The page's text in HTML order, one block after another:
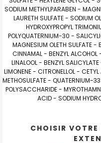
SODIUM METHYLPARABEN -
LAURETH SULFATE - SODIUM
HYDROXYPROPYL
POLYQUATERNIUM-30 -
MAGNESIUM OLETH SULFATE -
CINNAMAL - BENZYL ALCOHOL
LINALOOL - BENZYL
LIMONENE - CITRONELLOL -
METHOSULFATE - QUATERNIUM-
POLYSACCHARIDE -
ACID - SODIUM
CHOISIR VOTRE